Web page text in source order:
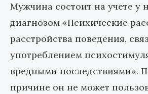
Мужчина состоит на учете у
диагнозом «Психические
расстройства поведения,
употреблением
вредными последствиями».
причине он не может